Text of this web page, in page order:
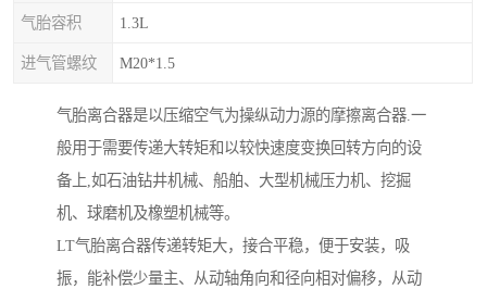
气胎容积 1.3L
进气管螺纹 M20*1.5
气胎离合器是以压缩空气为操纵动力源的摩擦离合器.一
般用于需要传递大转矩和以较快速度变换回转方向的设
备上,如石油钻井机械、船舶、大型机械压力机、挖掘
机、球磨机及橡塑机械等。
LT气胎离合器传递转矩大，接合平稳，便于安装，吸
振，能补偿少量主、从动轴角向和径向相对偏移，从动